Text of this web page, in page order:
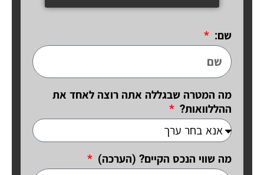
שם:
מה המטרה שבגללה אתה רוצה לאחד את
ההללוואות?
מה שווי הנכס הקיים? (הערכה)